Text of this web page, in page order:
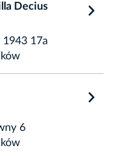
Decius
1943 17a
6